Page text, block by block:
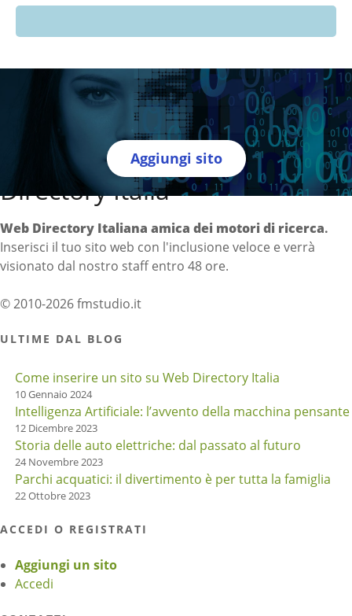
Aggiungi sito
Directory Italia
Web Directory Italiana amica dei motori di ricerca.
Inserisci il tuo sito web con l'inclusione veloce e verrà
visionato dal nostro staff entro 48 ore.
© 2010-2026 fmstudio.it
ULTIME DAL BLOG
Come inserire un sito su Web Directory Italia
10 Gennaio 2024
Intelligenza Artificiale: l’avvento della macchina pensante
12 Dicembre 2023
Storia delle auto elettriche: dal passato al futuro
24 Novembre 2023
Parchi acquatici: il divertimento è per tutta la famiglia
22 Ottobre 2023
ACCEDI O REGISTRATI
Aggiungi un sito
Accedi